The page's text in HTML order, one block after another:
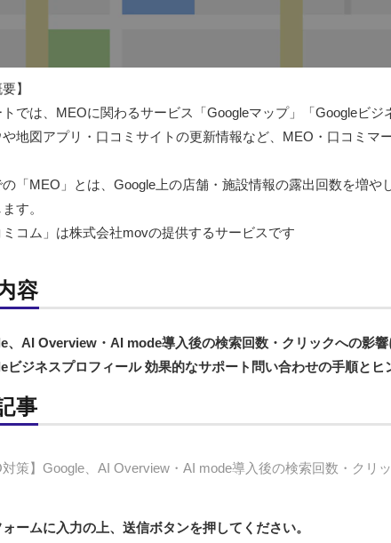
】
では、MEOに関わるサービス「Googleマップ」「Googleビ
や地図アプリ・口コミサイトの更新情報など、MEO・口コミマ
「MEO」とは、Google上の店舗・施設情報の露出回数を増
す。
コム」は株式会社movの提供するサービスです
容
、AI Overview・AI mode導入後の検索回数・クリックへの影
ビジネスプロフィール 効果的なサポート問い合わせの手順とヒ
事
対策】Google、AI Overview・AI mode導入後の検索回数・ク
ームに入力の上、送信ボタンを押してください。